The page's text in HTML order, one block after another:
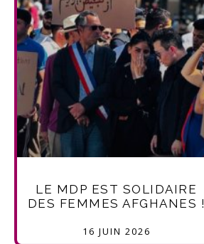
LE MDP EST SOLIDAIRE
DES FEMMES AFGHANES !
16 JUIN 2026